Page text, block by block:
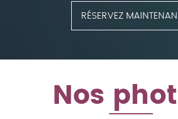
RÉSERVEZ
Nos